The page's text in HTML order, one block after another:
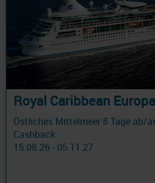
Royal Caribbean
Östliches Mittelmeer 8 Tage ab/
Cashback
15.08.26 - 05.11.27